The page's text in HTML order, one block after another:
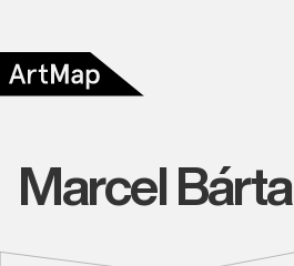
Marcel Bárta